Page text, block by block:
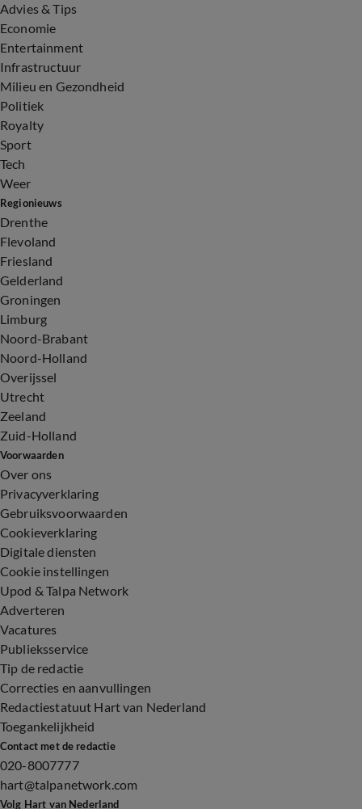
Advies & Tips
Economie
Entertainment
Infrastructuur
Milieu en Gezondheid
Politiek
Royalty
Sport
Tech
Weer
Regionieuws
Drenthe
Flevoland
Friesland
Gelderland
Groningen
Limburg
Noord-Brabant
Noord-Holland
Overijssel
Utrecht
Zeeland
Zuid-Holland
Voorwaarden
Over ons
Privacyverklaring
Gebruiksvoorwaarden
Cookieverklaring
Digitale diensten
Cookie instellingen
Upod & Talpa Network
Adverteren
Vacatures
Publieksservice
Tip de redactie
Correcties en aanvullingen
Redactiestatuut Hart van Nederland
Toegankelijkheid
Contact met de redactie
020-8007777
hart@talpanetwork.com
Volg Hart van Nederland